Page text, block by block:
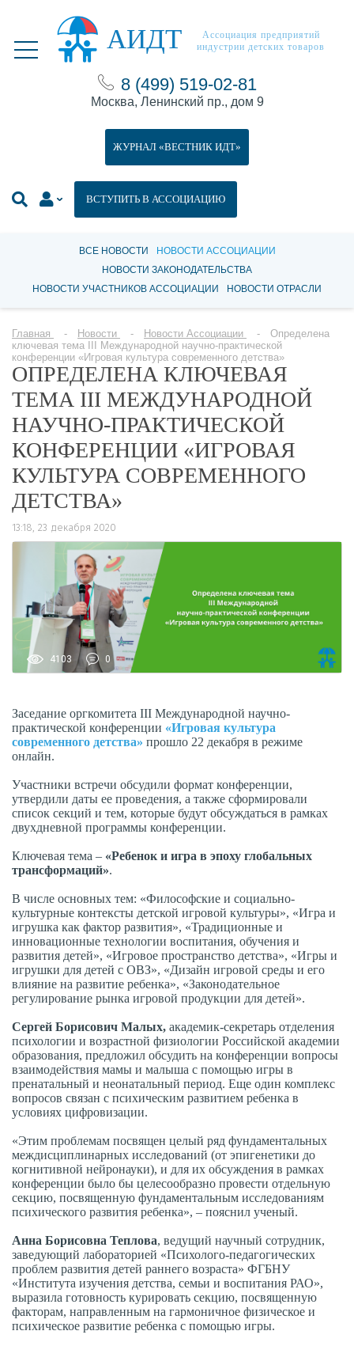
АИДТ
Ассоциация предприятий
индустрии детских товаров
8 (499) 519-02-81
Москва, Ленинский пр., дом 9
ВСТУПИТЬ В АССОЦИАЦИЮ
ЖУРНАЛ «ВЕСТНИК ИДТ»
ВСЕ НОВОСТИ
НОВОСТИ АССОЦИАЦИИ
НОВОСТИ ЗАКОНОДАТЕЛЬСТВА
НОВОСТИ УЧАСТНИКОВ АССОЦИАЦИИ
НОВОСТИ ОТРАСЛИ
Главная Новости Новости Ассоциации
Определена
ключевая тема III Международной научно-практической
конференции «Игровая культура современного детства»
ОПРЕДЕЛЕНА КЛЮЧЕВАЯ
ТЕМА III МЕЖДУНАРОДНОЙ
НАУЧНО-ПРАКТИЧЕСКОЙ
КОНФЕРЕНЦИИ «ИГРОВАЯ
КУЛЬТУРА СОВРЕМЕННОГО
ДЕТСТВА»
13:18, 23 декабря 2020
4103 0
Заседание оргкомитета III Международной научно-
практической конференции «Игровая культура
современного детства» прошло 22 декабря в режиме
онлайн.
Участники встречи обсудили формат конференции,
утвердили даты ее проведения, а также сформировали
список секций и тем, которые будут обсуждаться в рамках
двухдневной программы конференции.
Ключевая тема – «Ребенок и игра в эпоху глобальных
трансформаций».
В числе основных тем: «Философские и социально-
культурные контексты детской игровой культуры», «Игра и
игрушка как фактор развития», «Традиционные и
инновационные технологии воспитания, обучения и
развития детей», «Игровое пространство детства», «Игры и
игрушки для детей с ОВЗ», «Дизайн игровой среды и его
влияние на развитие ребенка», «Законодательное
регулирование рынка игровой продукции для детей».
Сергей Борисович Малых, академик-секретарь отделения
психологии и возрастной физиологии Российской академии
образования, предложил обсудить на конференции вопросы
взаимодействия мамы и малыша с помощью игры в
пренатальный и неонатальный период. Еще один комплекс
вопросов связан с психическим развитием ребенка в
условиях цифровизации.
«Этим проблемам посвящен целый ряд фундаментальных
междисциплинарных исследований (от эпигенетики до
когнитивной нейронауки), и для их обсуждения в рамках
конференции было бы целесообразно провести отдельную
секцию, посвященную фундаментальным исследованиям
психического развития ребенка», – пояснил ученый.
Анна Борисовна Теплова, ведущий научный сотрудник,
заведующий лабораторией «Психолого-педагогических
проблем развития детей раннего возраста» ФГБНУ
«Института изучения детства, семьи и воспитания РАО»,
выразила готовность курировать секцию, посвященную
факторам, направленным на гармоничное физическое и
психическое развитие ребенка с помощью игры.